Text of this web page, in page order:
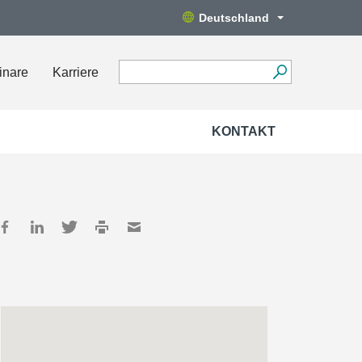
Deutschland
Karriere
KONTAKT